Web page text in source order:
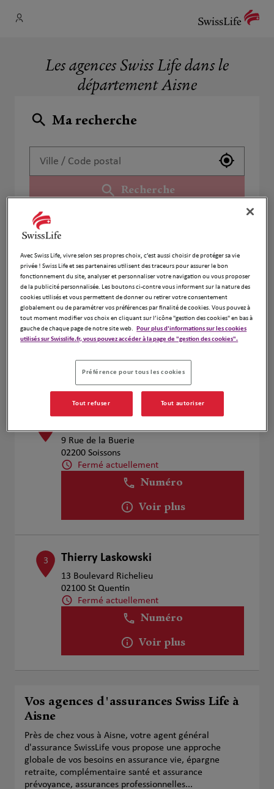
Les agences Swiss Life dans le
département Aisne
Ma recherche
Utiliser
Recherche
1 POTENTIER Michael
61 Boulevard de Lyon
02000 Laon
Fermé actuellement
Voir plus
9 Rue de la Buerie
02200 Soissons
Fermé actuellement
Numéro
Voir plus
3 Thierry Laskowski
13 Boulevard Richelieu
02100 St Quentin
Fermé actuellement
Numéro
Voir plus
Vos agences d'assurances Swiss Life à
Aisne
Près de chez vous à Aisne, votre agent général
d'assurance SwissLife vous propose une approche
globale de vos besoins en assurance vie, épargne
retraite, complémentaire santé et assurance
prévoyance, assurances professionnelles...
Avec Swiss Life, vivre selon ses propres choix, c’est aussi choisir de protéger sa vie
privée ! Swiss Life et ses partenaires utilisent des traceurs pour assurer le bon
fonctionnement du site, analyser et personnaliser votre navigation ou vous proposer
de la publicité personnalisée. Les boutons ci-contre vous informent sur la nature des
cookies utilisés et vous permettent de donner ou retirer votre consentement
globalement ou de paramétrer vos préférences par finalité de cookies. Vous pouvez à
tout moment modifier vos choix en cliquant sur l’icône "gestion des cookies" en bas à
gauche de chaque page de notre site web. Pour plus d'informations sur les cookies
utilisés sur Swisslife.fr, vous pouvez accéder à la page de "gestion des cookies".
Préférence pour tous les cookies
Tout refuser Tout autoriser